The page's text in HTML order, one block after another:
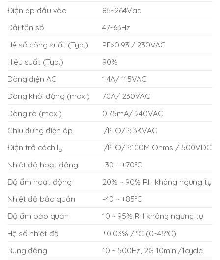
Điện áp đầu vào
85~264Vac
Dải tần số
47~63Hz
Hệ số công suất (Typ.)
PF>0.93 / 230VAC
Hiệu suất (Typ.)
90%
Dòng điện AC
1.4A/ 115VAC
Dòng khởi động (max.)
70A/ 230VAC
Dòng rò (max.)
0.75mA/ 240VAC
Chịu đựng điện áp
I/P-O/P: 3KVAC
Điện trở cách ly
I/P-O/P:100M Ohms / 500VDC
Nhiệt độ hoạt động
-30 ~ +70°C
Độ ẩm hoạt động
20% ~ 90% RH không ngưng tụ
Nhiệt độ bảo quản
-40 ~ +85°C
Độ ẩm bảo quản
10 ~ 95% RH không ngưng tụ
Hệ số nhiệt độ
±0.03% / °C (0~45°C)
Rung động
10 ~ 500Hz, 2G 10min./1cycle